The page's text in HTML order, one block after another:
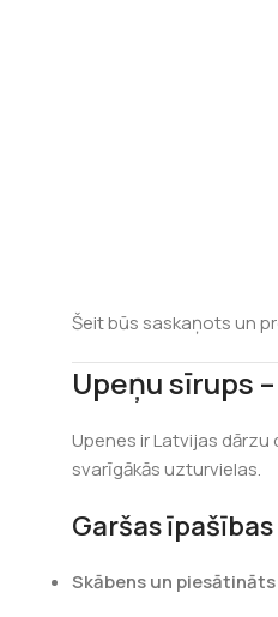
Šeit būs saskaņots un
Upeņu sīrups
Upenes ir Latvijas
svarīgākās uzturvielas.
Garšas īpašības
Skābens un